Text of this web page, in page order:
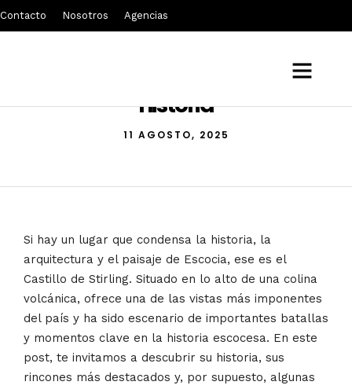
Contacto Nosotros Agencias
El Castillo de Stirling: fotos e
historia
11 AGOSTO, 2025
Si hay un lugar que condensa la historia, la
arquitectura y el paisaje de Escocia, ese es el
Castillo de Stirling. Situado en lo alto de una colina
volcánica, ofrece una de las vistas más imponentes
del país y ha sido escenario de importantes batallas
y momentos clave en la historia escocesa. En este
post, te invitamos a descubrir su historia, sus
rincones más destacados y, por supuesto, algunas